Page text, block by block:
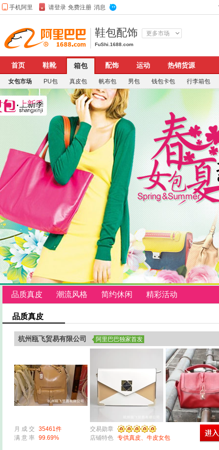
鞋包配饰 更多市场
FuShi.1688.com
首页 鞋靴 箱包 配饰 运动 热销货源
女包市场 PU包 真皮包 帆布包 男包 钱包卡包 行李箱包
品质真皮 潮流风格 简约休闲 精彩活动
品质真皮
杭州瓯飞贸易有限公司 阿里巴巴独家首发
月 成 交 35461件
交易勋章
满 意 率 99.69% 店铺特色 专供真皮、牛皮女包